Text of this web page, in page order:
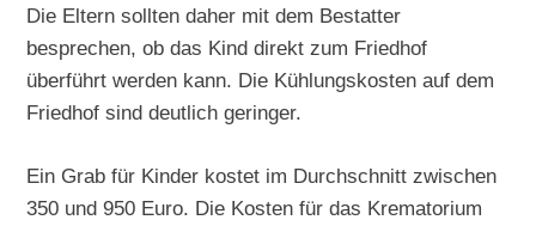
Die Eltern sollten daher mit dem Bestatter
besprechen, ob das Kind direkt zum Friedhof
überführt werden kann. Die Kühlungskosten auf dem
Friedhof sind deutlich geringer.
Ein Grab für Kinder kostet im Durchschnitt zwischen
350 und 950 Euro. Die Kosten für das Krematorium